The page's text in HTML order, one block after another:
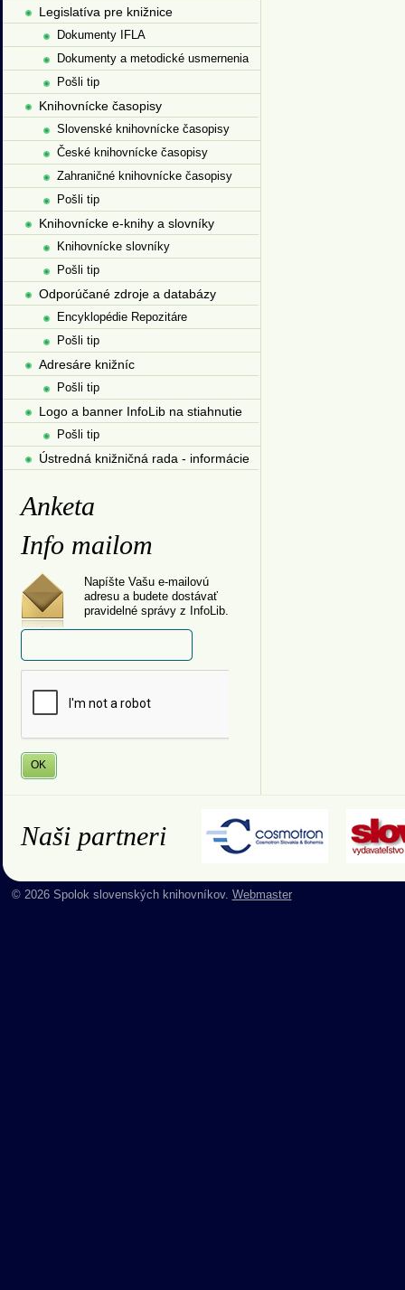
Legislatíva pre knižnice
Dokumenty IFLA
Dokumenty a metodické usmernenia
Pošli tip
Knihovnícke časopisy
Slovenské knihovnícke časopisy
České knihovnícke časopisy
Zahraničné knihovnícke časopisy
Pošli tip
Knihovnícke e-knihy a slovníky
Knihovnícke slovníky
Pošli tip
Odporúčané zdroje a databázy
Encyklopédie Repozitáre
Pošli tip
Adresáre knižníc
Pošli tip
Logo a banner InfoLib na stiahnutie
Pošli tip
Ústredná knižničná rada - informácie
Anketa
Info mailom
Napíšte Vašu e-mailovú
adresu a budete dostávať
pravidelné správy z InfoLib.
Naši partneri
© 2026 Spolok slovenských knihovníkov. Webmaster